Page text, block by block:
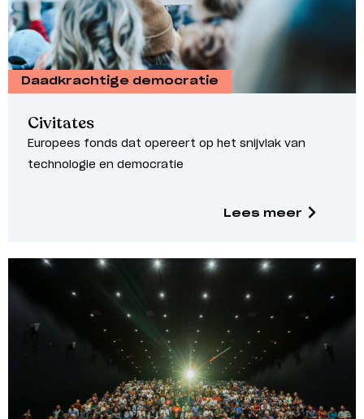
Daadkrachtige democratie
Civitates
Europees fonds dat opereert op het snijvlak van
technologie en democratie
Lees meer